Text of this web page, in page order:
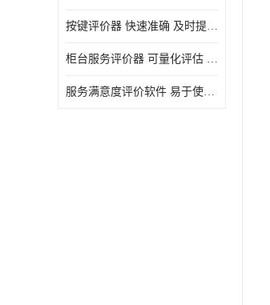
按键评价器 快速准确 及时提供反馈
柜台服务评价器 可量化评估 及时提供反馈
服务满意度评价软件 易于使用 及时提供反馈